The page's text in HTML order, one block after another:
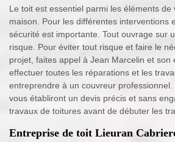
Le toit est essentiel parmi les éléments de
maison. Pour les différentes interventions
sécurité est importante. Tout ouvrage sur
risque. Pour éviter tout risque et faire le
projet, faites appel à Jean Marcelin et son
effectuer toutes les réparations et les
entreprendre à un couvreur
vous établiront un devis précis et sans
travaux de toitures avant de débuter les
Entreprise de toit Lieuran